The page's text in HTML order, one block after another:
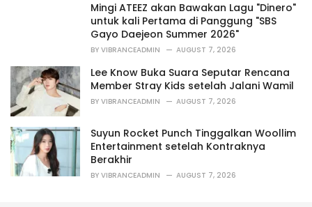
Mingi ATEEZ akan Bawakan Lagu "Dinero"
untuk kali Pertama di Panggung "SBS
Gayo Daejeon Summer 2026"
BY VIBRANCEADMIN AUGUST 7, 2026
Lee Know Buka Suara Seputar Rencana
Member Stray Kids setelah Jalani Wamil
BY VIBRANCEADMIN AUGUST 7, 2026
Suyun Rocket Punch Tinggalkan Woollim
Entertainment setelah Kontraknya
Berakhir
BY VIBRANCEADMIN AUGUST 7, 2026